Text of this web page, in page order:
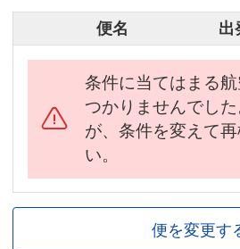
便名 出
条件に当てはまる
つかりませんでし
が、条件を変えて
い。
便を変更す